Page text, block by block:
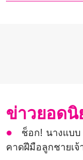
ข่าวยอด
ช็อก! นางแบบ
คาดฝีมือลูกชายเจ้